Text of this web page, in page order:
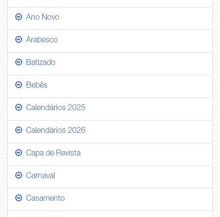
Ano Novo
Arabesco
Batizado
Bebês
Calendários 2025
Calendários 2026
Capa de Revista
Carnaval
Casamento